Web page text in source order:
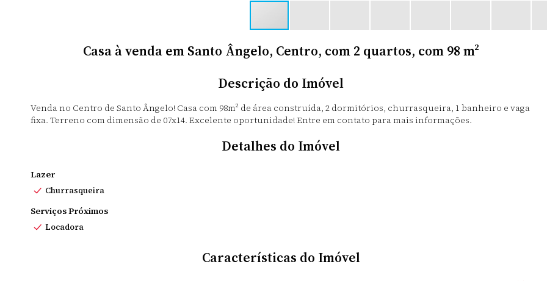
Casa à venda em Santo Ângelo, Centro, com 2 quartos, com 98 m²
Descrição do Imóvel
Venda no Centro de Santo Ângelo! Casa com 98m² de área construída, 2 dormitórios, churrasqueira, 1 banheiro e vaga
fixa. Terreno com dimensão de 07x14. Excelente oportunidade! Entre em contato para mais informações.
Detalhes do Imóvel
Lazer
Churrasqueira
Serviços Próximos
Locadora
Características do Imóvel